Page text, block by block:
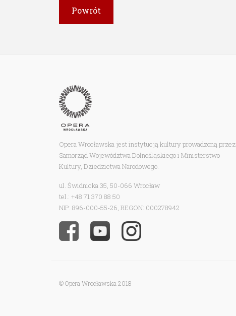
Powrót
Opera Wrocławska jest instytucją kultury prowadzoną przez
Samorząd Województwa Dolnośląskiego i Ministerstwo
Kultury, Dziedzictwa Narodowego.
ul. Świdnicka 35, 50-066 Wrocław
tel.: +48 71 370 88 50
NIP: 896-000-55-26, REGON: 000278942
© Opera Wrocławska 2018